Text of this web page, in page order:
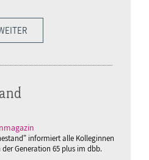
informiert alle Kolleginnen
der Generation 65 plus im dbb.